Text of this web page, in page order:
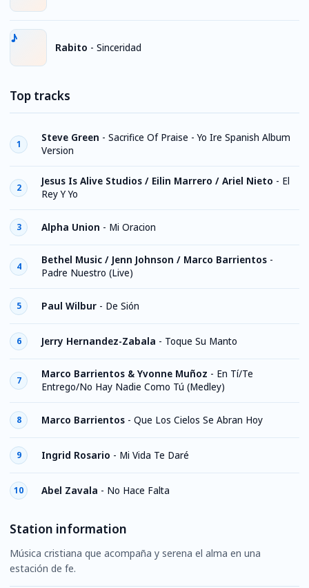
Rabito - Sinceridad
Top tracks
1
Steve Green - Sacrifice Of Praise - Yo Ire Spanish Album
Version
2
Jesus Is Alive Studios / Eilin Marrero / Ariel Nieto - El
Rey Y Yo
3 Alpha Union - Mi Oracion
4
Bethel Music / Jenn Johnson / Marco Barrientos -
Padre Nuestro (Live)
5 Paul Wilbur - De Sión
6 Jerry Hernandez-Zabala - Toque Su Manto
7
Marco Barrientos & Yvonne Muñoz - En Tí/Te
Entrego/No Hay Nadie Como Tú (Medley)
8 Marco Barrientos - Que Los Cielos Se Abran Hoy
9 Ingrid Rosario - Mi Vida Te Daré
10 Abel Zavala - No Hace Falta
Station information
Música cristiana que acompaña y serena el alma en una
estación de fe.